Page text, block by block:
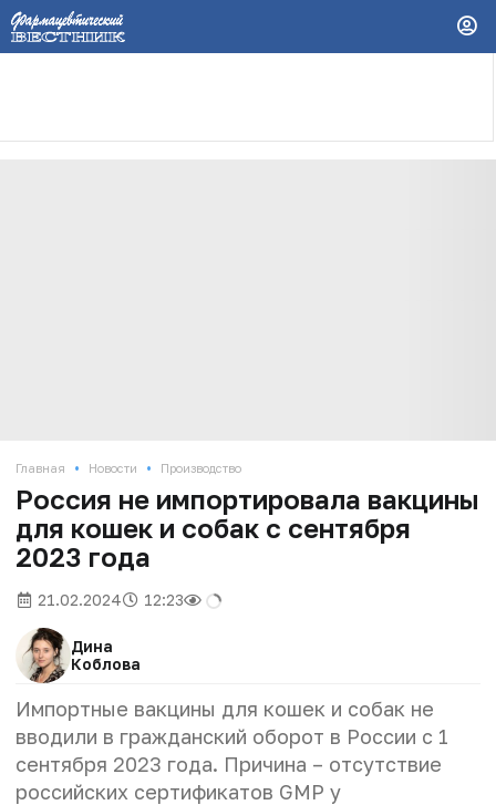
Главная • Новости • Производство
Россия не импортировала вакцины
для кошек и собак с сентября
2023 года
21.02.2024 12:23
Дина
Коблова
Импортные вакцины для кошек и собак не
вводили в гражданский оборот в России с 1
сентября 2023 года. Причина – отсутствие
российских сертификатов GMP у